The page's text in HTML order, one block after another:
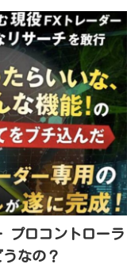
ロコントローラ
なの？